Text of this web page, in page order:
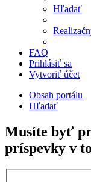
Hľadať
FAQ
Prihlásiť sa
Vytvoriť účet
Obsah portálu
Hľadať
Musíte byť
príspevky v